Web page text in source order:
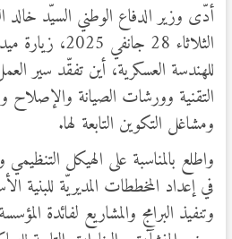
أدّى وزير الدفاع الوطني السيّد خالد
الثلاثاء 28 جانفي
للهندسة العسكرية، أين تفقّد سير
التقنية وورشات الصيانة
ومشاغل التكوين التابعة لها.
واطلع بالمناسبة على الهيكل
في إعداد المخططات المديريّة للبنية
وتنفيذ البرامج والمشاريع لفائدة